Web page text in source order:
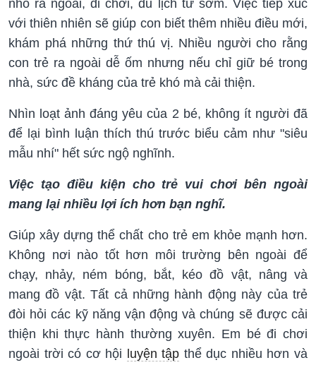
nhỏ ra ngoài, đi chơi, du lịch từ sớm. Việc tiếp xúc
với thiên nhiên sẽ giúp con biết thêm nhiều điều mới,
khám phá những thứ thú vị. Nhiều người cho rằng
con trẻ ra ngoài dễ ốm nhưng nếu chỉ giữ bé trong
nhà, sức đề kháng của trẻ khó mà cải thiện.
Nhìn loạt ảnh đáng yêu của 2 bé, không ít người đã
để lại bình luận thích thú trước biểu cảm như "siêu
mẫu nhí" hết sức ngộ nghĩnh.
Việc tạo điều kiện cho trẻ vui chơi bên ngoài
mang lại nhiều lợi ích hơn bạn nghĩ.
Giúp xây dựng thể chất cho trẻ em khỏe mạnh hơn.
Không nơi nào tốt hơn môi trường bên ngoài để
chạy, nhảy, ném bóng, bắt, kéo đồ vật, nâng và
mang đồ vật. Tất cả những hành động này của trẻ
đòi hỏi các kỹ năng vận động và chúng sẽ được cải
thiện khi thực hành thường xuyên. Em bé đi chơi
ngoài trời có cơ hội
luyện tập thể dục nhiều hơn và